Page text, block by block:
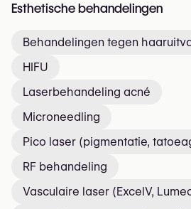
Esthetische behandelingen
Behandelingen tegen
HIFU
Laserbehandeling acné
Microneedling
Pico laser (pigmentatie,
RF behandeling
Vasculaire laser (ExcelV,